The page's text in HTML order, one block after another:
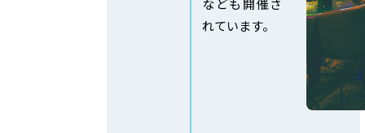
れています。